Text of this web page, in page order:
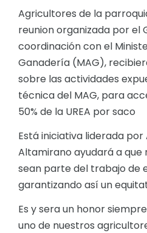
Convocatorias
GESTIÓN ADMINISTRATIVA
Plan de desarrollo y
Plan Anual
Plan Operativo Anual -
PRESUPUESTO: EJECUCIÓN Y
Cédulas
Ejecución
Agricultores de la
reunion organizada por el
coordinación con el
Ganadería (MAG),
sobre las actividades
técnica del MAG, para
50% de la UREA por saco
Está iniciativa liderada por
Altamirano ayudará a
sean parte del trabajo de
garantizando así un
Es y sera un honor
uno de nuestros